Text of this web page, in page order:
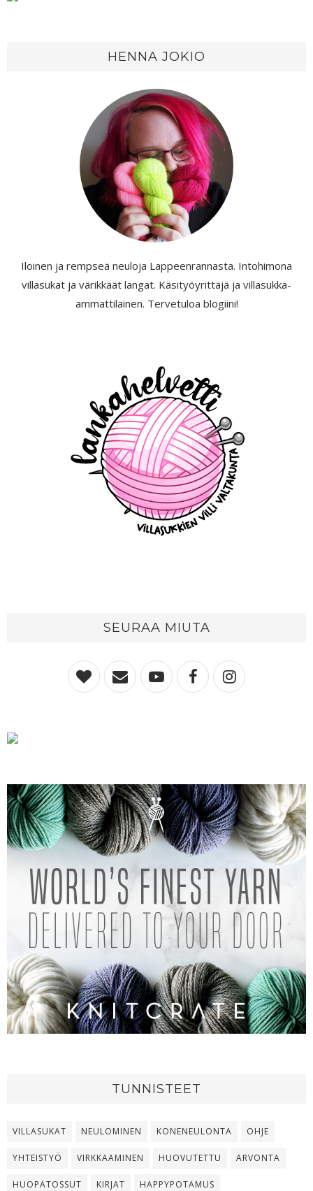
HENNA JOKIO
Iloinen ja rempseä neuloja Lappeenrannasta. Intohimona
villasukat ja värikkäät langat. Käsityöyrittäjä ja villasukka-
ammattilainen. Tervetuloa blogiini!
SEURAA MIUTA
TUNNISTEET
VILLASUKAT NEULOMINEN KONENEULONTA OHJE
YHTEISTYÖ VIRKKAAMINEN HUOVUTETTU ARVONTA
HUOPATOSSUT KIRJAT HAPPYPOTAMUS